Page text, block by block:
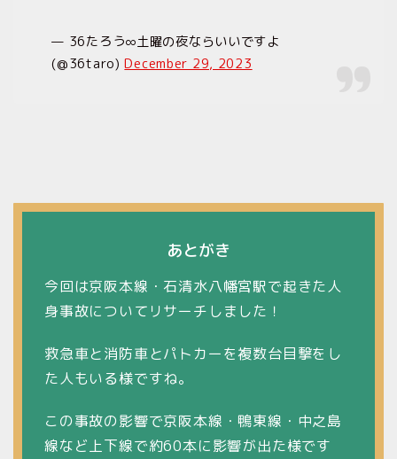
— 36たろう∞土曜の夜ならいいですよ
(@36taro)December 29, 2023
あとがき
今回は京阪本線・石清水八幡宮駅で起きた人
身事故についてリサーチしました！
救急車と消防車とパトカーを複数台目撃をし
た人もいる様ですね。
この事故の影響で京阪本線・鴨東線・中之島
線など上下線で約60本に影響が出た様です